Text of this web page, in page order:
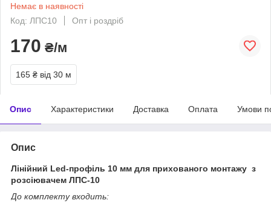
Немає в наявності
Код: ЛПС10
Опт і роздріб
170 ₴/м
165 ₴ від 30 м
Опис Характеристики Доставка Оплата Умови
Опис
Лінійний Led-профіль 10 мм для прихованого монтажу з
розсіювачем ЛПС-10
До комплекту входить: